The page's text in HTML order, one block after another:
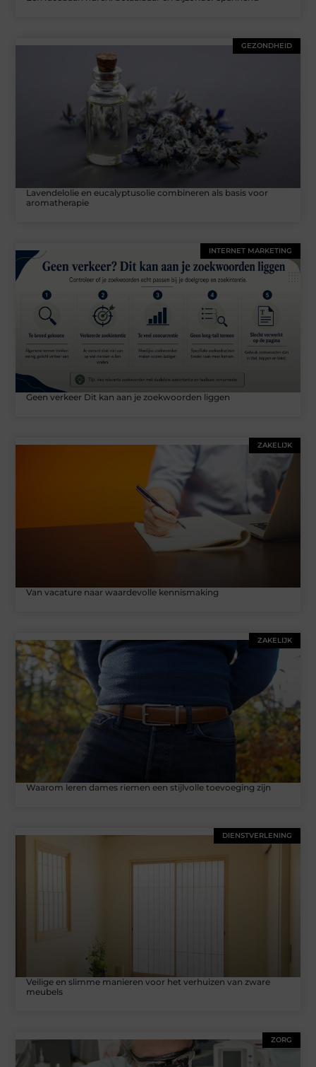
GEZONDHEID
Lavendelolie en eucalyptusolie combineren als basis voor
aromatherapie
INTERNET MARKETING
Geen verkeer Dit kan aan je zoekwoorden liggen
ZAKELIJK
Van vacature naar waardevolle kennismaking
ZAKELIJK
Waarom leren dames riemen een stijlvolle toevoeging zijn
DIENSTVERLENING
Veilige en slimme manieren voor het verhuizen van zware
meubels
ZORG